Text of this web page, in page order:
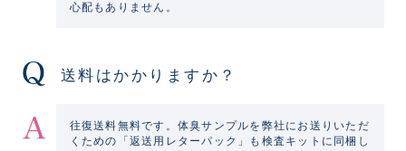
心配もありません。
送料はかかりますか？
往復送料無料です。体臭サンプルを弊社にお送りいただ
くための「返送用レターパック」も検査キットに同梱し